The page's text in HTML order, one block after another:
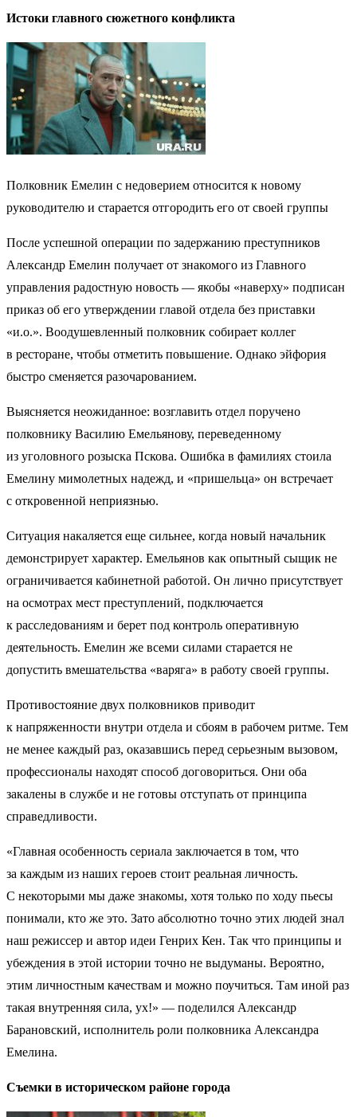
Истоки главного сюжетного конфликта
Полковник Емелин с недоверием относится к новому
руководителю и старается отгородить его от своей группы
После успешной операции по задержанию преступников
Александр Емелин получает от знакомого из Главного
управления радостную новость — якобы «наверху» подписан
приказ об его утверждении главой отдела без приставки
«и.о.». Воодушевленный полковник собирает коллег
в ресторане, чтобы отметить повышение. Однако эйфория
быстро сменяется разочарованием.
Выясняется неожиданное: возглавить отдел поручено
полковнику Василию Емельянову, переведенному
из уголовного розыска Пскова. Ошибка в фамилиях стоила
Емелину мимолетных надежд, и «пришельца» он встречает
с откровенной неприязнью.
Ситуация накаляется еще сильнее, когда новый начальник
демонстрирует характер. Емельянов как опытный сыщик не
ограничивается кабинетной работой. Он лично присутствует
на осмотрах мест преступлений, подключается
к расследованиям и берет под контроль оперативную
деятельность. Емелин же всеми силами старается не
допустить вмешательства «варяга» в работу своей группы.
Противостояние двух полковников приводит
к напряженности внутри отдела и сбоям в рабочем ритме. Тем
не менее каждый раз, оказавшись перед серьезным вызовом,
профессионалы находят способ договориться. Они оба
закалены в службе и не готовы отступать от принципа
справедливости.
«Главная особенность сериала заключается в том, что
за каждым из наших героев стоит реальная личность.
С некоторыми мы даже знакомы, хотя только по ходу пьесы
понимали, кто же это. Зато абсолютно точно этих людей знал
наш режиссер и автор идеи Генрих Кен. Так что принципы и
убеждения в этой истории точно не выдуманы. Вероятно,
этим личностным качествам и можно поучиться. Там иной раз
такая внутренняя сила, ух!» — поделился Александр
Барановский, исполнитель роли полковника Александра
Емелина.
Съемки в историческом районе города